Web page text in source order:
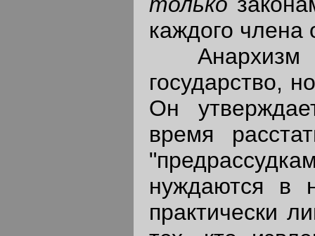
каждого члена
Анархизм
государство,
Он
время
нуждаются в
практически